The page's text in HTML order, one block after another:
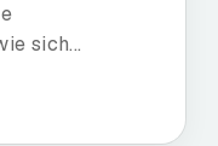
sich...